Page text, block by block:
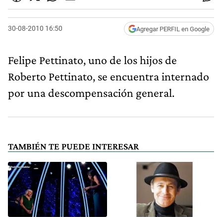
30-08-2010 16:50 Agregar PERFIL en Google
Felipe Pettinato, uno de los hijos de
Roberto Pettinato, se encuentra internado
por una descompensación general.
TAMBIÉN TE PUEDE INTERESAR